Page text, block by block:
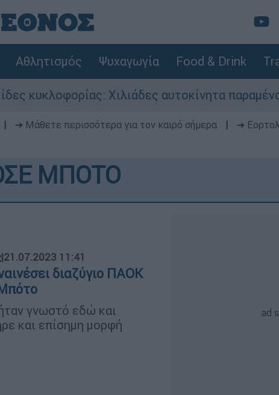
Αθλητισμός Ψυχαγωγία Food & Drink
Χιλιάδες αυτοκίνητα παραμένουν
➔ Μάθετε περισσότερα για τον καιρό σήμερα
➔
ΜΠΟΤΟ
|21.07.2023 11:41
διαζύγιο ΠΑΟΚ
γνωστό εδώ και
και επίσημη μορφή